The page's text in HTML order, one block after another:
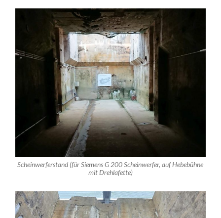
Scheinwerferstand (für Siemens G 200 Scheinwerfer, auf Hebebühne
mit Drehlafette)